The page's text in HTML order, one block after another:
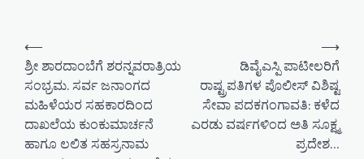
⟵
ಶ್ರೀ ಶಾರದಾಂಬೆಗೆ ಶರನ್ನವರಾತ್ರಿಯ
ಸಂಭ್ರಮ. ಸರ್ವ ಜನಾಂಗದ
ಮಹಿಳೆಯರ ಸಹಕಾರದಿಂದ
ದಾಖಲೆಯ ಕುಂಕುಮಾರ್ಚನೆ
ಹಾಗೂ ಲಲಿತ ಸಹಸ್ರನಾಮ
ಡಿವೈಎಸ್ಪಿ ಪಾಟೀಲರಿಗೆ
ರಾಷ್ಟ್ರಪತಿಗಳ ಪೊಲೀಸ್ ವಿಶಿಷ್ಟ
ಸೇವಾ ಪದಕಗಂಗಾವತಿ: ಕಳೆದ
ಎರಡು ವರ್ಷಗಳಿಂದ ಅತಿ ಸೂಕ್ಷ್ಮ
ಪ್ರದೇಶ…
⟶